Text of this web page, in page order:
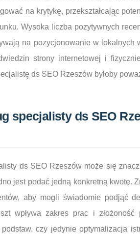
na krytykę, przekształcając
Wysoka liczba pozytywnych
na pozycjonowanie w lokalnych
strony internetowej i
ds SEO Rzeszów byłoby
specjalisty ds SEO
ds SEO Rzeszów może się
jest podać jedną konkretną kwotę.
aby mogli świadomie podjąć
wpływa zakres prac i
czy jedynie optymalizacja